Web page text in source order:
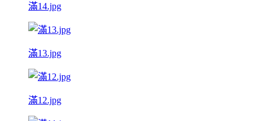
滿14.jpg
滿13.jpg
滿12.jpg